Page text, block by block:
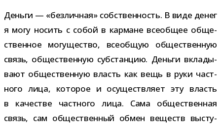
Деньги — «без­лич­ная» соб­ствен­ность. В виде денег
я могу носить с собой в кар­мане все­об­щее обще­
ствен­ное могу­ще­ство, все­об­щую обще­ствен­ную
связь, обще­ствен­ную суб­стан­цию. Деньги вкла­ды­
вают обще­ствен­ную власть как вещь в руки част­
ного лица, кото­рое и осу­ществ­ляет эту власть
в каче­стве част­ного лица. Сама обще­ствен­ная
связь, сам обще­ствен­ный обмен веществ высту­